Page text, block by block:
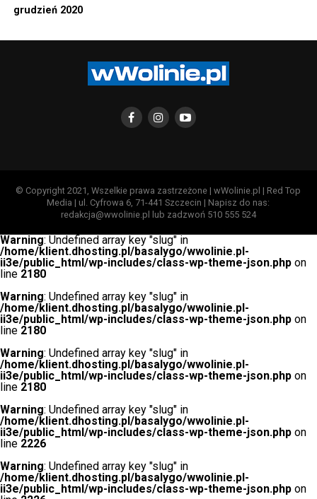
grudzień 2020
© Copyright 2021, Wszelkie prawa zastrzeżone | wWolinie.pl | Red Top
Media | ul. Cyfrowa 6, 71-441 Szczecin | Napisz do nas:
redakcja@wwolinie.pl lub zadzwoń 510 555 524
Warning: Undefined array key "slug" in
/home/klient.dhosting.pl/basalygo/wwolinie.pl-
ii3e/public_html/wp-includes/class-wp-theme-json.php on
line 2180
Warning: Undefined array key "slug" in
/home/klient.dhosting.pl/basalygo/wwolinie.pl-
ii3e/public_html/wp-includes/class-wp-theme-json.php on
line 2180
Warning: Undefined array key "slug" in
/home/klient.dhosting.pl/basalygo/wwolinie.pl-
ii3e/public_html/wp-includes/class-wp-theme-json.php on
line 2180
Warning: Undefined array key "slug" in
/home/klient.dhosting.pl/basalygo/wwolinie.pl-
ii3e/public_html/wp-includes/class-wp-theme-json.php on
line 2226
Warning: Undefined array key "slug" in
/home/klient.dhosting.pl/basalygo/wwolinie.pl-
ii3e/public_html/wp-includes/class-wp-theme-json.php on